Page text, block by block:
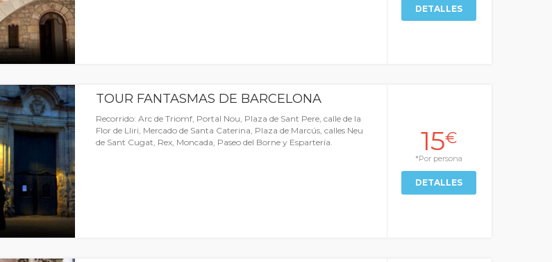
DETALLES
TOUR FANTASMAS DE BARCELONA
Recorrido: Arc de Triomf, Portal Nou, Plaza de Sant Pere, calle de la
Flor de Lliri, Mercado de Santa Caterina, Plaza de Marcús, calles Neu
de Sant Cugat, Rex, Moncada, Paseo del Borne y Espartería.
15€
*Por persona
DETALLES